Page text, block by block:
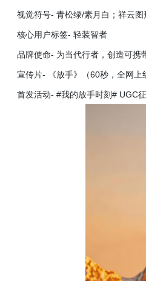
视觉符号- 青松绿/素月白；祥云
核心用户标签- 轻装智者
品牌使命- 为当代行者，创造可携
宣传片- 《放手》（60秒，全网上
首发活动- #我的放手时刻# UGC